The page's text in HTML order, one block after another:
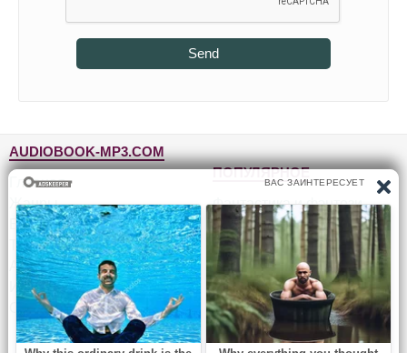
Send
AUDIOBOOK-MP3.COM
Главная
Жанры
Блог
Топ-100
Авторы
Исполнители
Обратная связь
ПОПУЛЯРНОЕ
Фантастика и фэнтези
Детективы, триллеры
Для детей
Роман, проза
Приключения
Юмор, сатира